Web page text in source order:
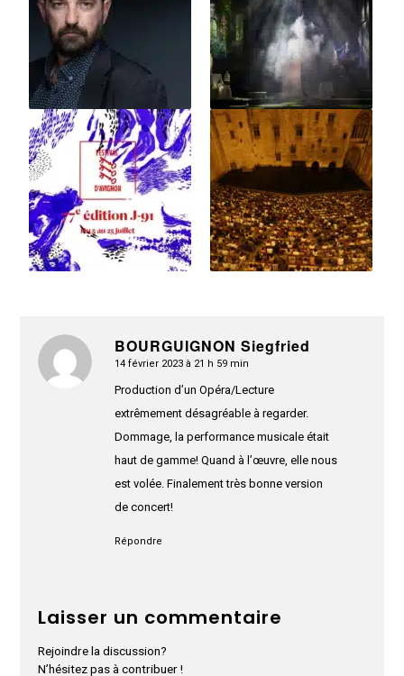
BOURGUIGNON Siegfried
dit
14 février 2023 à 21 h 59 min
Production d’un Opéra/Lecture
extrêmement désagréable à regarder.
Dommage, la performance musicale était
haut de gamme! Quand à l’œuvre, elle nous
est volée. Finalement très bonne version
de concert!
Répondre
Laisser un commentaire
Rejoindre la discussion?
N’hésitez pas à contribuer !